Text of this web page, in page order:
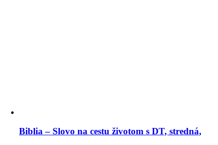
Biblia – Slovo na cestu životom s DT, stredná,